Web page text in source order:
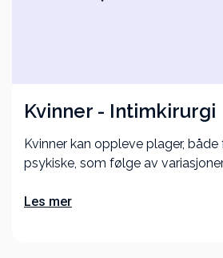
Kvinner - Intim­kirurgi
Kvinner kan oppleve plager, både
psykiske, som følge av
Les mer